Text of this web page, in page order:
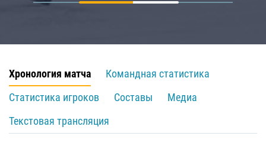
Хронология матча
Командная статистика
Статистика игроков
Составы
Медиа
Текстовая трансляция